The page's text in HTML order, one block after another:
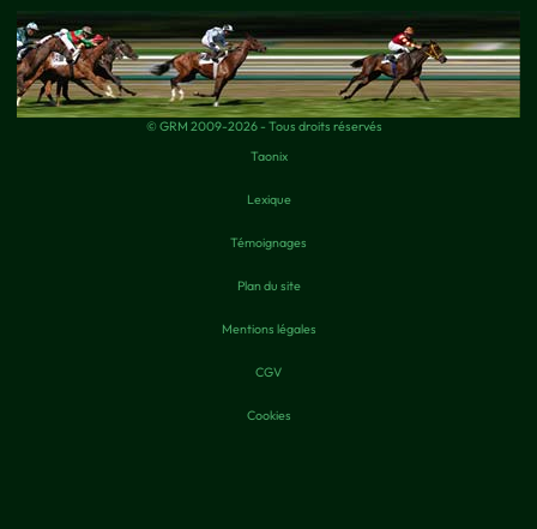
© GRM 2009-2026 - Tous droits réservés
Taonix
Lexique
Témoignages
Plan du site
Mentions légales
CGV
Cookies